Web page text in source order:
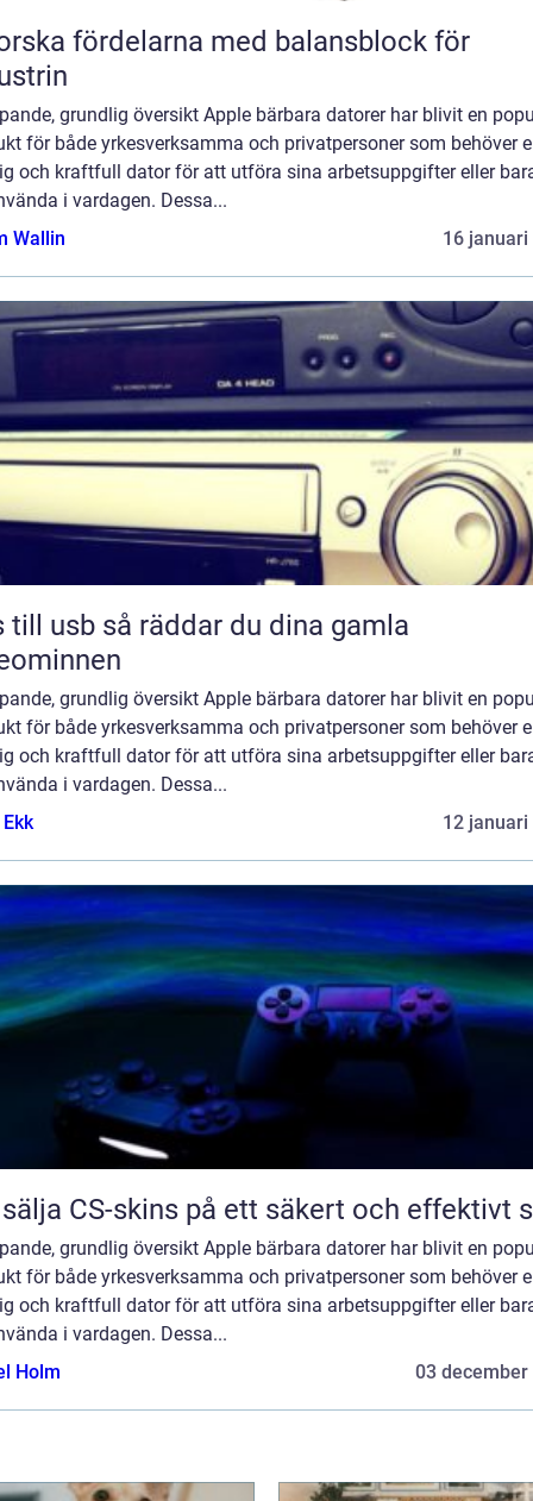
fördelarna med balansblock för
grundlig översikt Apple bärbara datorer har blivit en
för både yrkesverksamma och privatpersoner som behöver
och kraftfull dator för att utföra sina arbetsuppgifter eller
i vardagen. Dessa...
Wallin
16 januari
räddar du dina gamla
grundlig översikt Apple bärbara datorer har blivit en
för både yrkesverksamma och privatpersoner som behöver
och kraftfull dator för att utföra sina arbetsuppgifter eller
i vardagen. Dessa...
12 januari
CS-skins på ett säkert och effektivt
grundlig översikt Apple bärbara datorer har blivit en
för både yrkesverksamma och privatpersoner som behöver
och kraftfull dator för att utföra sina arbetsuppgifter eller
i vardagen. Dessa...
Holm
03 december